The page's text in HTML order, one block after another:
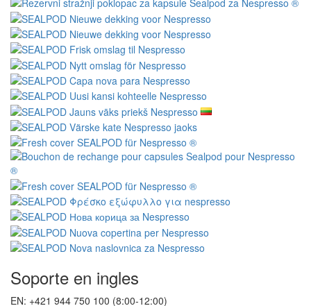
Soporte en ingles
EN: +421 944 750 100 (8:00-12:00)